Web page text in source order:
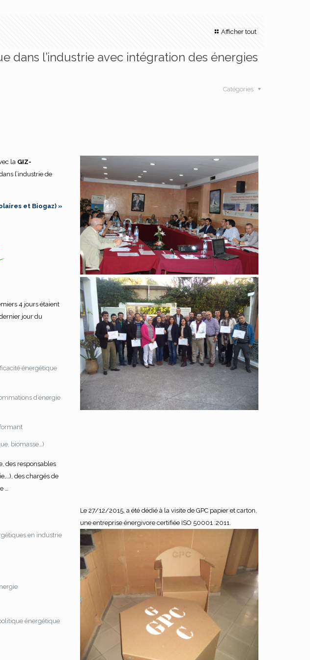
Afficher tout
dans l’industrie avec intégration des énergies
Catégories
la GIZ-
l’industrie de
et Biogaz) »
4 jours étaient
jour du
énergétique
d’énergie
biomasse…)
des responsables
des chargés de
…
en industrie
énergétique
Le 27/12/2015, a été dédié à la visite de GPC papier et carton,
une entreprise énergivore certifiée ISO 50001 :2011.